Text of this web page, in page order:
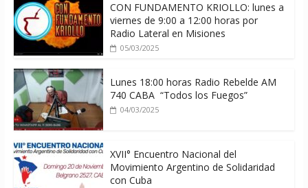
CON FUNDAMENTO KRIOLLO: lunes a
viernes de 9:00 a 12:00 horas por
Radio Lateral en Misiones
05/03/2025
Lunes 18:00 horas Radio Rebelde AM
740 CABA “Todos los Fuegos”
04/03/2025
XVII° Encuentro Nacional del
Movimiento Argentino de Solidaridad
con Cuba